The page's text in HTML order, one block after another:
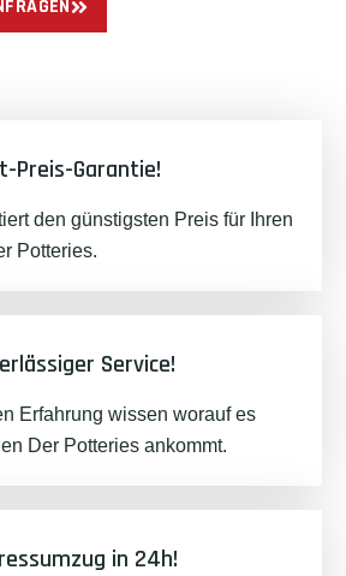
Preis-Garantie!
den günstigsten Preis für Ihren
Potteries.
Service!
Erfahrung wissen worauf es
Der Potteries ankommt.
in 24h!